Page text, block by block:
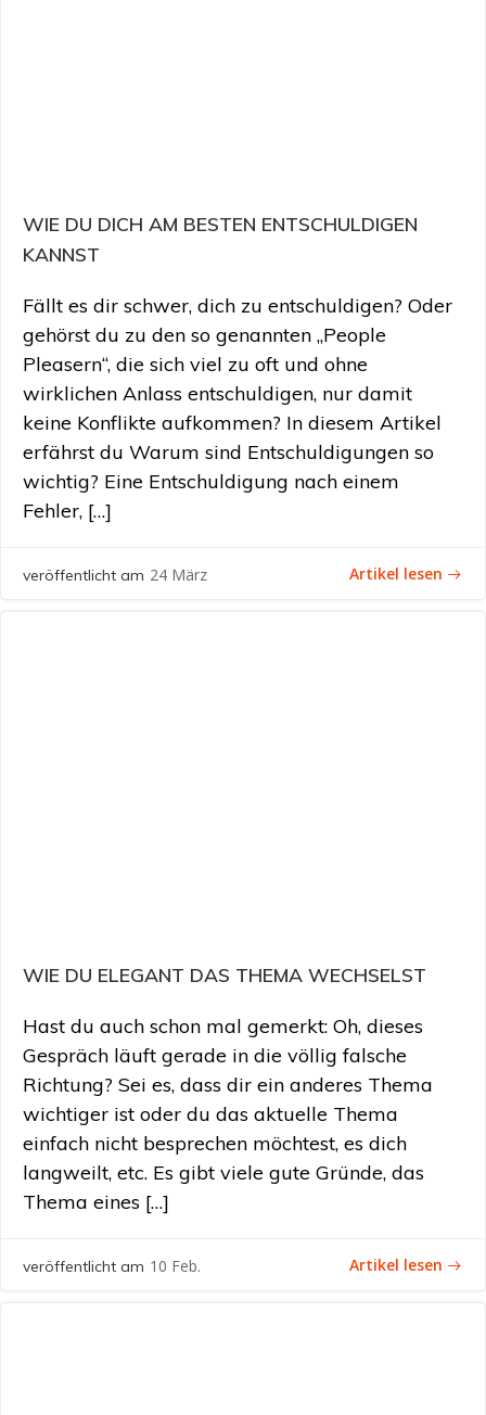
WIE DU DICH AM BESTEN ENTSCHULDIGEN
KANNST
Fällt es dir schwer, dich zu entschuldigen? Oder
gehörst du zu den so genannten „People
Pleasern“, die sich viel zu oft und ohne
wirklichen Anlass entschuldigen, nur damit
keine Konflikte aufkommen? In diesem Artikel
erfährst du Warum sind Entschuldigungen so
wichtig? Eine Entschuldigung nach einem
Fehler, […]
veröffentlicht am 24 März Artikel lesen
WIE DU ELEGANT DAS THEMA WECHSELST
Hast du auch schon mal gemerkt: Oh, dieses
Gespräch läuft gerade in die völlig falsche
Richtung? Sei es, dass dir ein anderes Thema
wichtiger ist oder du das aktuelle Thema
einfach nicht besprechen möchtest, es dich
langweilt, etc. Es gibt viele gute Gründe, das
Thema eines […]
veröffentlicht am 10 Feb. Artikel lesen